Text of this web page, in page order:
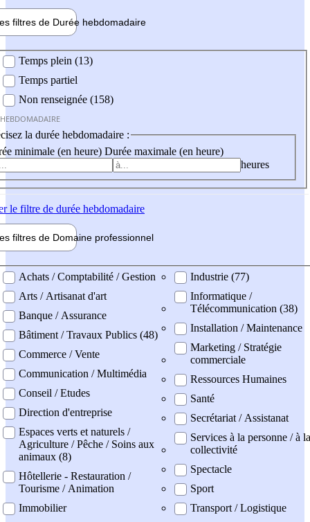
filtres de Durée hebdomadaire
Temps plein (13)
Temps partiel
Non renseignée (158)
la durée hebdomadaire :
minimale (en heure) Durée maximale (en heure)
heures
le filtre de durée hebdomadaire
filtres de Domaine professionnel
professionel
Achats / Comptabilité / Gestion
Arts / Artisanat d'art
Banque / Assurance
Bâtiment / Travaux Publics (48)
Commerce / Vente
Communication / Multimédia
Conseil / Etudes
Direction d'entreprise
Espaces verts et naturels /
Agriculture / Pêche / Soins aux
animaux (8)
Hôtellerie - Restauration /
Tourisme / Animation
Immobilier
Industrie (77)
Informatique /
Télécommunication (38)
Installation / Maintenance
Marketing / Stratégie
commerciale
Ressources Humaines
Santé
Secrétariat / Assistanat
Services à la personne / à la
collectivité
Spectacle
Sport
Transport / Logistique